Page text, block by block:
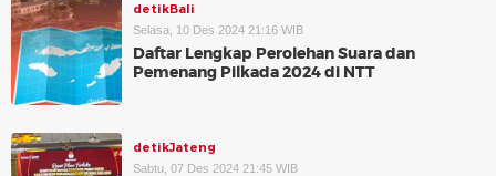
detikBali
Selasa, 10 Des 2024 21:16 WIB
Daftar Lengkap Perolehan Suara dan
Pemenang Pilkada 2024 di NTT
detikJateng
Sabtu, 07 Des 2024 21:45 WIB